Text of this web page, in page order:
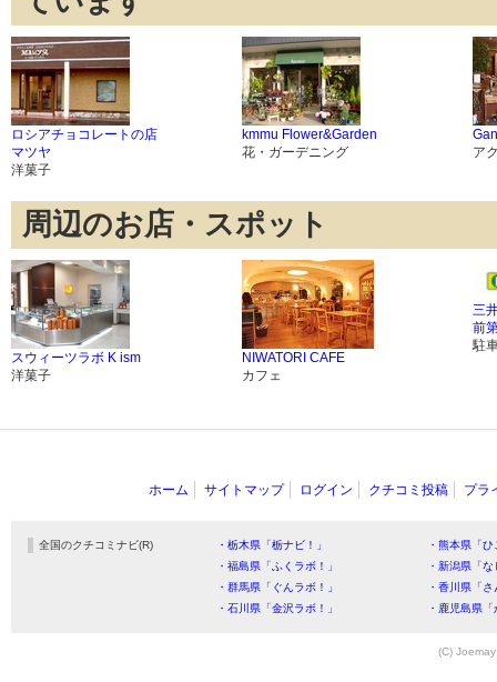
ロシアチョコレートの店
マツヤ
洋菓子
kmmu Flower&Garden
花・ガーデニング
ア
周辺のお店・スポット
スウィーツラボ K ism
洋菓子
NIWATORI CAFE
カフェ
三
前
駐
ホーム サイトマップ ログイン クチコミ投稿 プラ
全国のクチコミナビ(R) ・栃木県「栃ナビ！」
・熊本県「
・福島県「ふくラボ！」
・新潟県「
・群馬県「ぐんラボ！」
・香川県「
・石川県「金沢ラボ！」
・鹿児島県
(C)